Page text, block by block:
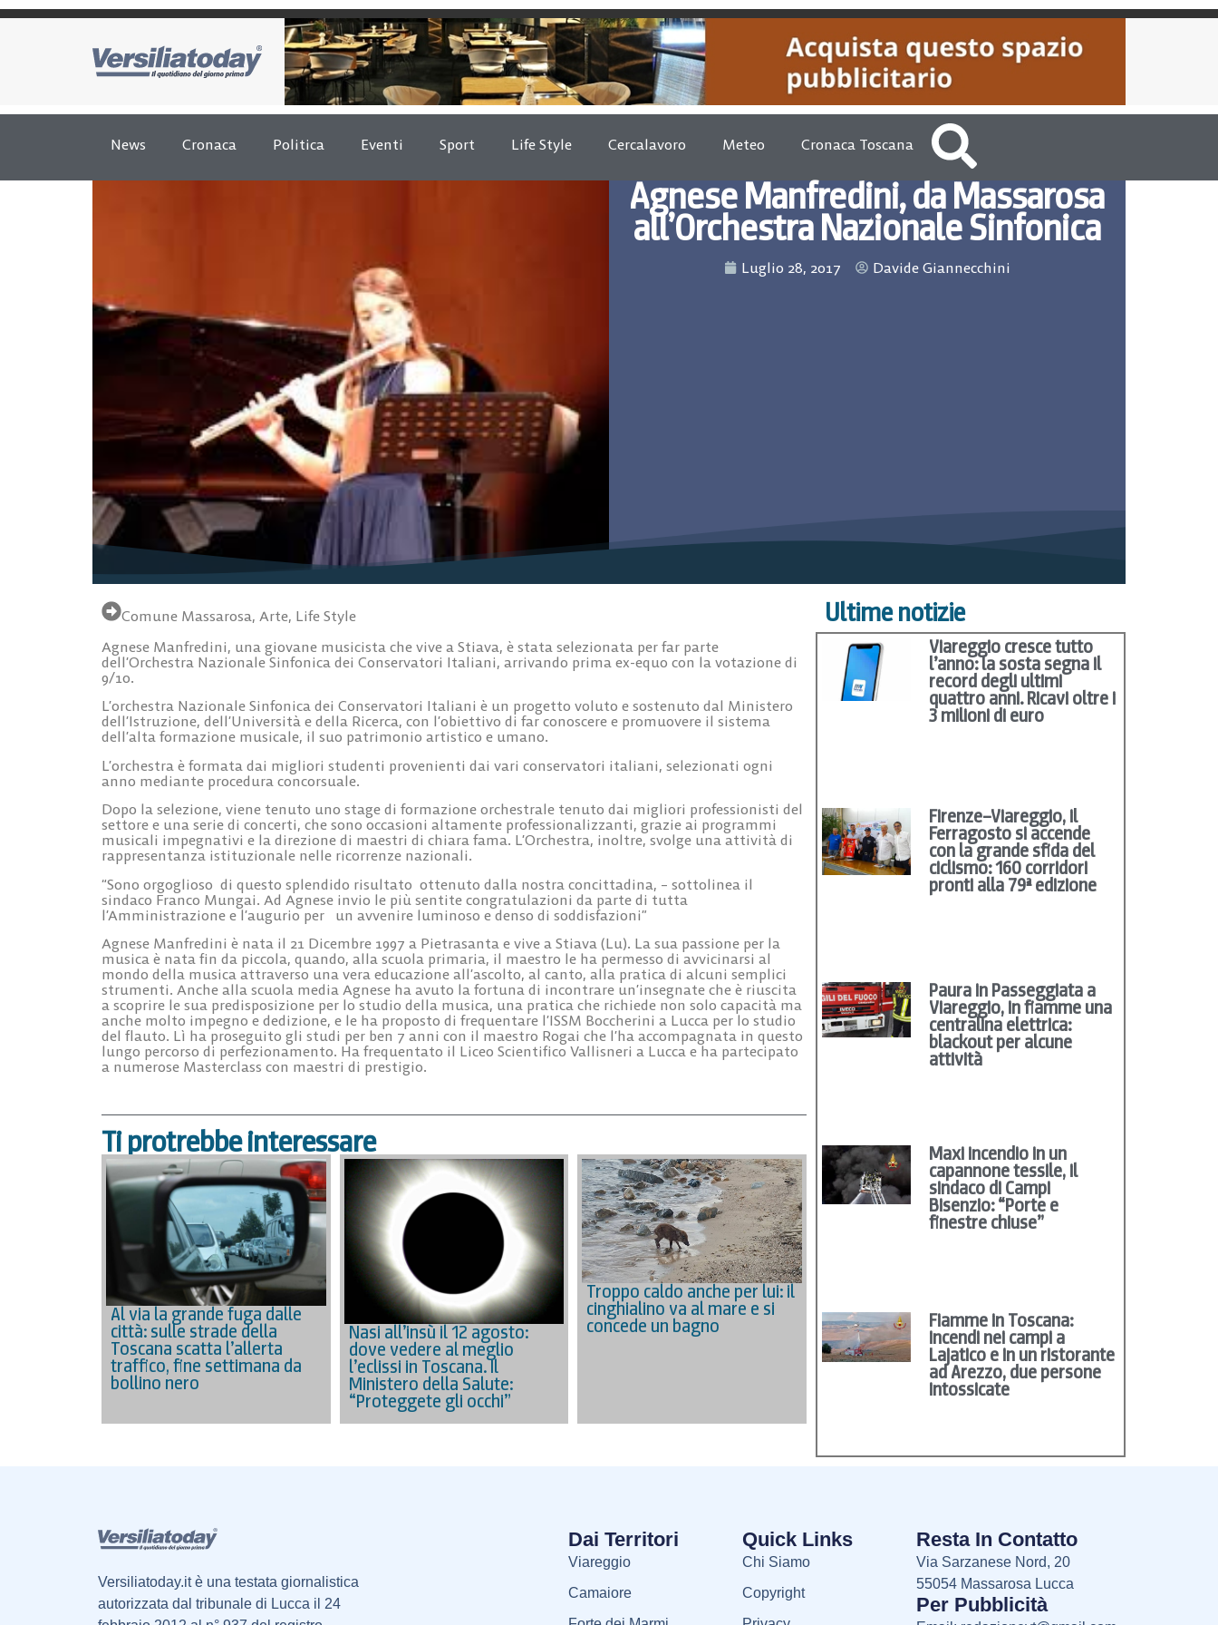
News Cronaca Politica Eventi Sport Life Style Cercalavoro Meteo Cronaca Toscana
Agnese Manfredini, da Massarosa
all’Orchestra Nazionale Sinfonica
Luglio 28, 2017 Davide Giannecchini
Comune Massarosa, Arte, Life Style
Agnese Manfredini, una giovane musicista che vive a Stiava, è stata selezionata per far parte
dell’Orchestra Nazionale Sinfonica dei Conservatori Italiani, arrivando prima ex-equo con la votazione di
9/10.
L’orchestra Nazionale Sinfonica dei Conservatori Italiani è un progetto voluto e sostenuto dal Ministero
dell’Istruzione, dell’Università e della Ricerca, con l’obiettivo di far conoscere e promuovere il sistema
dell’alta formazione musicale, il suo patrimonio artistico e umano.
L’orchestra è formata dai migliori studenti provenienti dai vari conservatori italiani, selezionati ogni
anno mediante procedura concorsuale.
Dopo la selezione, viene tenuto uno stage di formazione orchestrale tenuto dai migliori professionisti del
settore e una serie di concerti, che sono occasioni altamente professionalizzanti, grazie ai programmi
musicali impegnativi e la direzione di maestri di chiara fama. L’Orchestra, inoltre, svolge una attività di
rappresentanza istituzionale nelle ricorrenze nazionali.
“Sono orgoglioso di questo splendido risultato ottenuto dalla nostra concittadina, – sottolinea il
sindaco Franco Mungai. Ad Agnese invio le più sentite congratulazioni da parte di tutta
l’Amministrazione e l’augurio per un avvenire luminoso e denso di soddisfazioni”
Agnese Manfredini è nata il 21 Dicembre 1997 a Pietrasanta e vive a Stiava (Lu). La sua passione per la
musica è nata fin da piccola, quando, alla scuola primaria, il maestro le ha permesso di avvicinarsi al
mondo della musica attraverso una vera educazione all’ascolto, al canto, alla pratica di alcuni semplici
strumenti. Anche alla scuola media Agnese ha avuto la fortuna di incontrare un’insegnate che è riuscita
a scoprire le sua predisposizione per lo studio della musica, una pratica che richiede non solo capacità ma
anche molto impegno e dedizione, e le ha proposto di frequentare l’ISSM Boccherini a Lucca per lo studio
del flauto. Lì ha proseguito gli studi per ben 7 anni con il maestro Rogai che l’ha accompagnata in questo
lungo percorso di perfezionamento. Ha frequentato il Liceo Scientifico Vallisneri a Lucca e ha partecipato
a numerose Masterclass con maestri di prestigio.
Ti protrebbe interessare
Al via la grande fuga dalle
città: sulle strade della
Toscana scatta l’allerta
traffico, fine settimana da
bollino nero
Nasi all’insù il 12 agosto:
dove vedere al meglio
l’eclissi in Toscana. Il
Ministero della Salute:
“Proteggete gli occhi”
Troppo caldo anche per lui: il
cinghialino va al mare e si
concede un bagno
Ultime notizie
Viareggio cresce tutto
l’anno: la sosta segna il
record degli ultimi
quattro anni. Ricavi oltre i
3 milioni di euro
Firenze–Viareggio, il
Ferragosto si accende
con la grande sfida del
ciclismo: 160 corridori
pronti alla 79ª edizione
Paura in Passeggiata a
Viareggio, in fiamme una
centralina elettrica:
blackout per alcune
attività
Maxi incendio in un
capannone tessile, il
sindaco di Campi
Bisenzio: “Porte e
finestre chiuse”
Fiamme in Toscana:
incendi nei campi a
Lajatico e in un ristorante
ad Arezzo, due persone
intossicate
Versiliatoday.it è una testata giornalistica
autorizzata dal tribunale di Lucca il 24
Dai Territori
Viareggio
Camaiore
Quick Links
Chi Siamo
Copyright
Resta In Contatto
Via Sarzanese Nord, 20
55054 Massarosa Lucca
Per Pubblicità